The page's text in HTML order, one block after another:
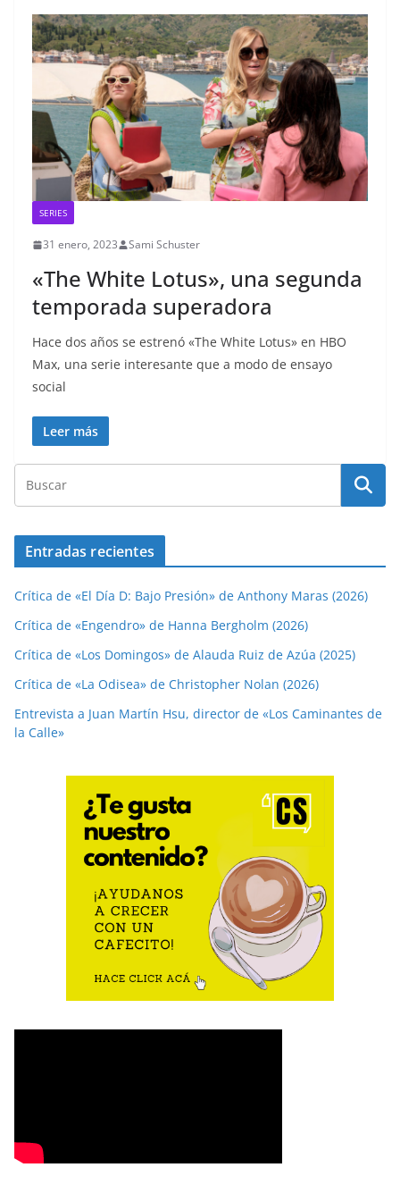
SERIES
31 enero, 2023 Sami Schuster
«The White Lotus», una segunda
temporada superadora
Hace dos años se estrenó «The White Lotus» en HBO
Max, una serie interesante que a modo de ensayo
social
Leer más
Entradas recientes
Crítica de «El Día D: Bajo Presión» de Anthony Maras (2026)
Crítica de «Engendro» de Hanna Bergholm (2026)
Crítica de «Los Domingos» de Alauda Ruiz de Azúa (2025)
Crítica de «La Odisea» de Christopher Nolan (2026)
Entrevista a Juan Martín Hsu, director de «Los Caminantes de
la Calle»